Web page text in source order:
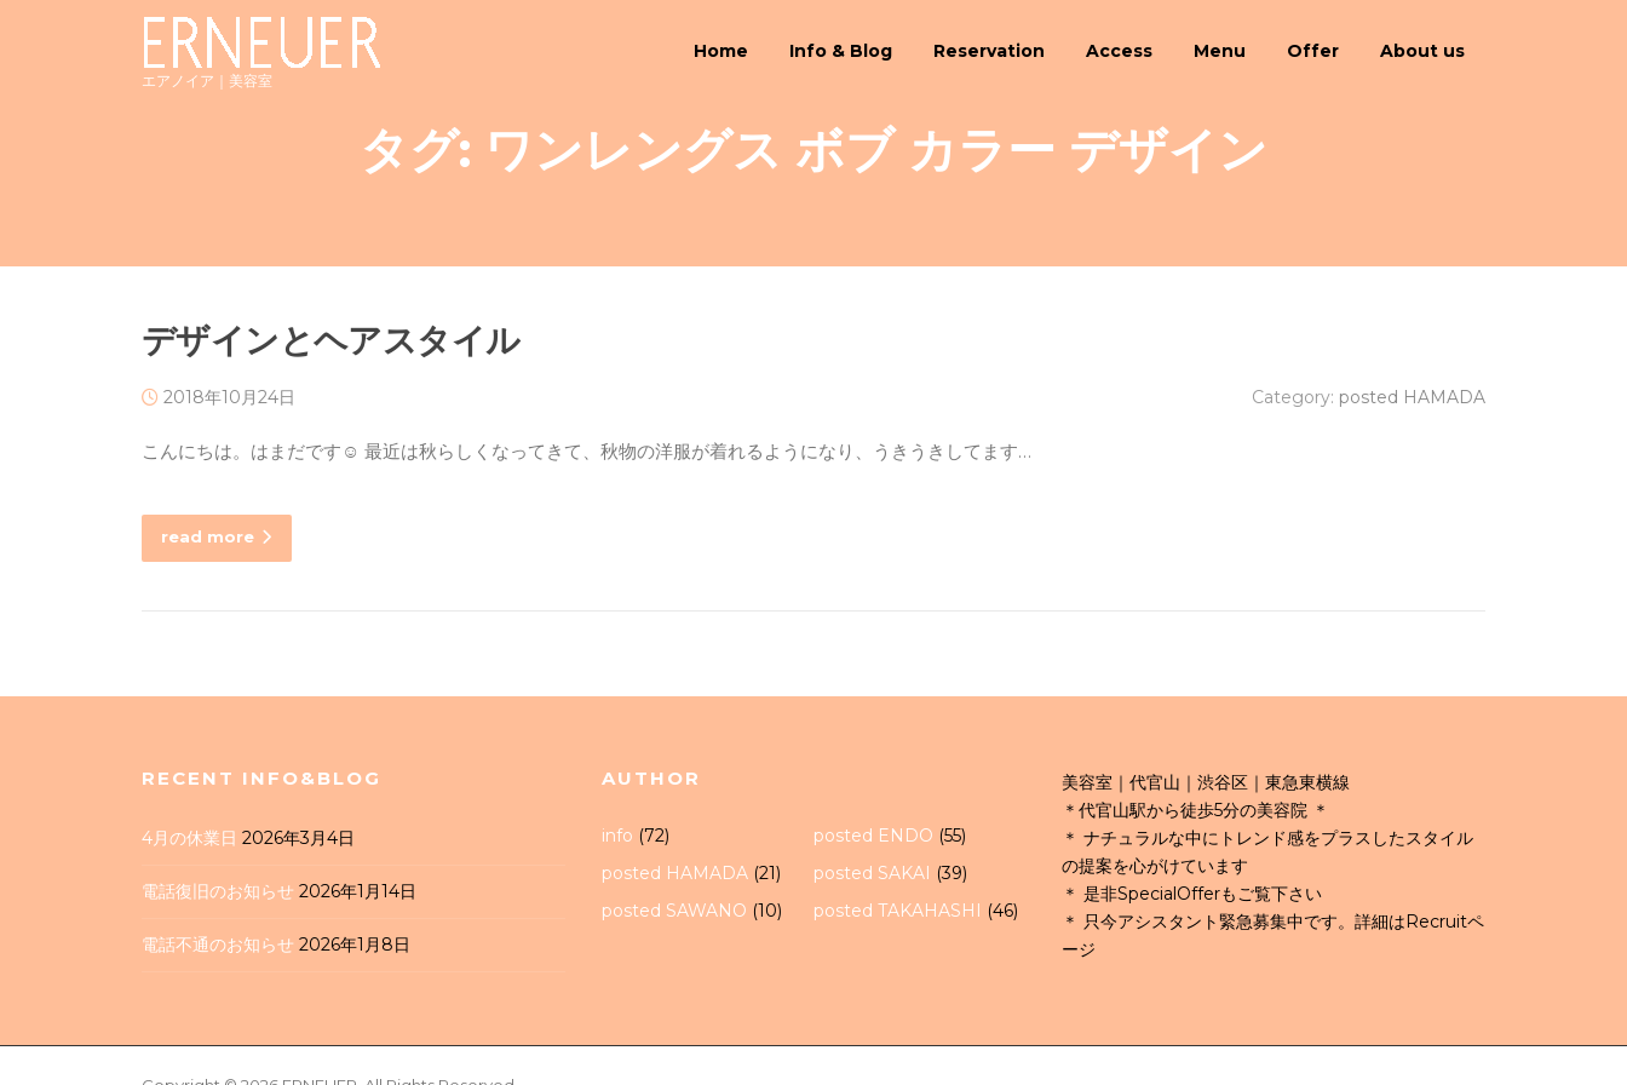
エアノイア｜美容室
Home Info & Blog Reservation Access Menu Offer About us
タグ: ワンレングス ボブ カラー デザイン
デザインとヘアスタイル
2018年10月24日 Category: posted HAMADA
こんにちは。はまだです☺︎ 最近は秋らしくなってきて、秋物の洋服が着れるようになり、うきうきしてます…
read more
RECENT INFO&BLOG
4月の休業日 2026年3月4日
電話復旧のお知らせ 2026年1月14日
電話不通のお知らせ 2026年1月8日
AUTHOR
info (72) posted ENDO (55)
posted HAMADA (21) posted SAKAI (39)
posted SAWANO (10) posted TAKAHASHI (46)
美容室｜代官山｜渋谷区｜東急東横線
＊代官山駅から徒歩5分の美容院 ＊
＊ ナチュラルな中にトレンド感をプラスしたスタイル
の提案を心がけています
＊ 是非SpecialOfferもご覧下さい
＊ 只今アシスタント緊急募集中です。詳細はRecruitペ
ージ